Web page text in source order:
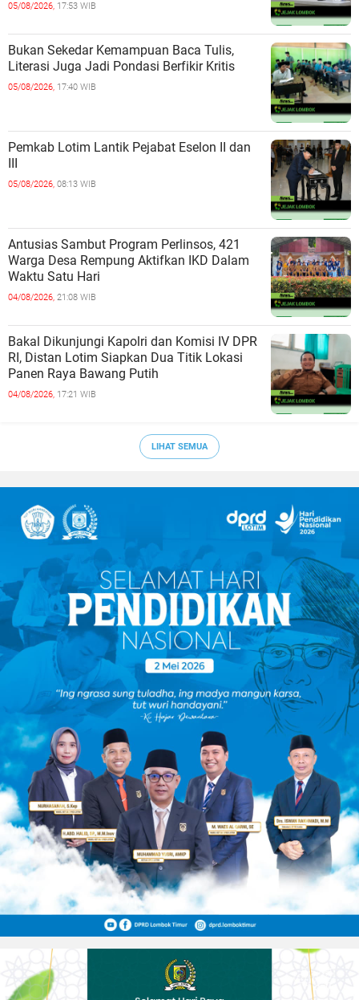
05/08/2026, 17:53 WIB
Bukan Sekedar Kemampuan Baca Tulis,
Literasi Juga Jadi Pondasi Berfikir Kritis
05/08/2026, 17:40 WIB
Pemkab Lotim Lantik Pejabat Eselon II dan
III
05/08/2026, 08:13 WIB
Antusias Sambut Program Perlinsos, 421
Warga Desa Rempung Aktifkan IKD Dalam
Waktu Satu Hari
04/08/2026, 21:08 WIB
Bakal Dikunjungi Kapolri dan Komisi IV DPR
RI, Distan Lotim Siapkan Dua Titik Lokasi
Panen Raya Bawang Putih
04/08/2026, 17:21 WIB
LIHAT SEMUA